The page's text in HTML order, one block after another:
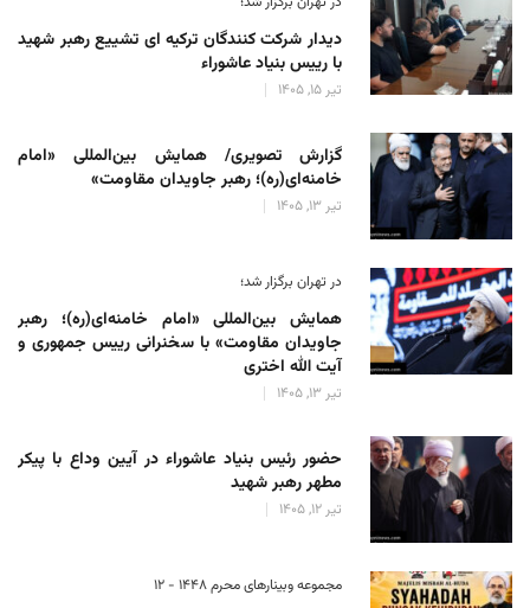
دیدار شرکت کنندگان ترکیه ای تشییع رهبر شهید
با رییس بنیاد عاشوراء
تیر 15, 1405
گزارش تصویری/ همایش بین‌المللی «امام
خامنه‌ای(ره)؛ رهبر جاویدان مقاومت»
تیر 13, 1405
در تهران برگزار شد؛
همایش بین‌المللی «امام خامنه‌ای(ره)؛ رهبر
جاویدان مقاومت» با سخنرانی رییس جمهوری و
آیت الله اختری
تیر 13, 1405
حضور رئیس‌ بنیاد عاشوراء در آیین وداع با پیکر
مطهر رهبر شهید
تیر 12, 1405
مجموعه وبینارهای محرم 1448 - 12